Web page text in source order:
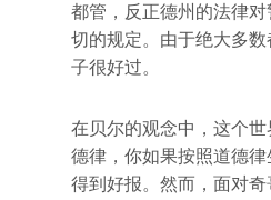
都管，反正德州的法律
切的规定。由于绝大多
子很好过。
在贝尔的观念中，这个
德律，你如果按照道德
得到好报。然而，面对